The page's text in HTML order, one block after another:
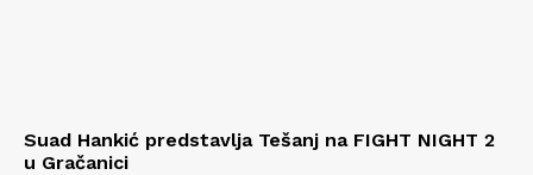
Suad Hankić predstavlja Tešanj na FIGHT NIGHT 2
u Gračanici